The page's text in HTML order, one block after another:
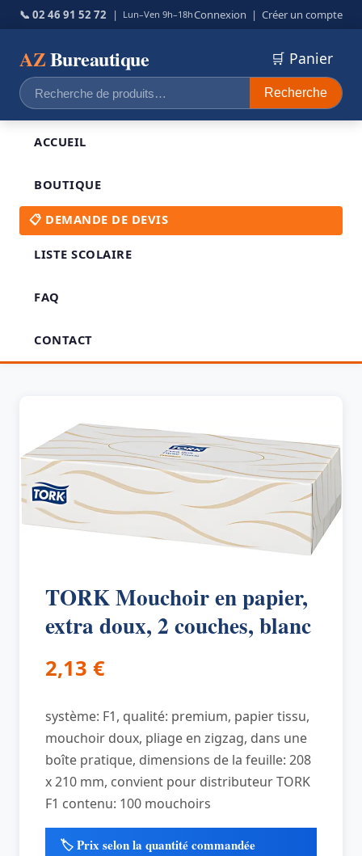
📞 02 46 91 52 72 | Lun–Ven 9h–18hConnexion | Créer un compte
AZBureautique
Recherche
pour :
Recherche
🛒 Panier
ACCUEIL
BOUTIQUE
📋 DEMANDE DE DEVIS
LISTE SCOLAIRE
FAQ
CONTACT
TORK Mouchoir en papier,
extra doux, 2 couches, blanc
2,13 €
système: F1, qualité: premium, papier tissu,
mouchoir doux, pliage en zigzag, dans une
boîte pratique, dimensions de la feuille: 208
x 210 mm, convient pour distributeur TORK
F1 contenu: 100 mouchoirs
🏷️ Prix selon la quantité commandée